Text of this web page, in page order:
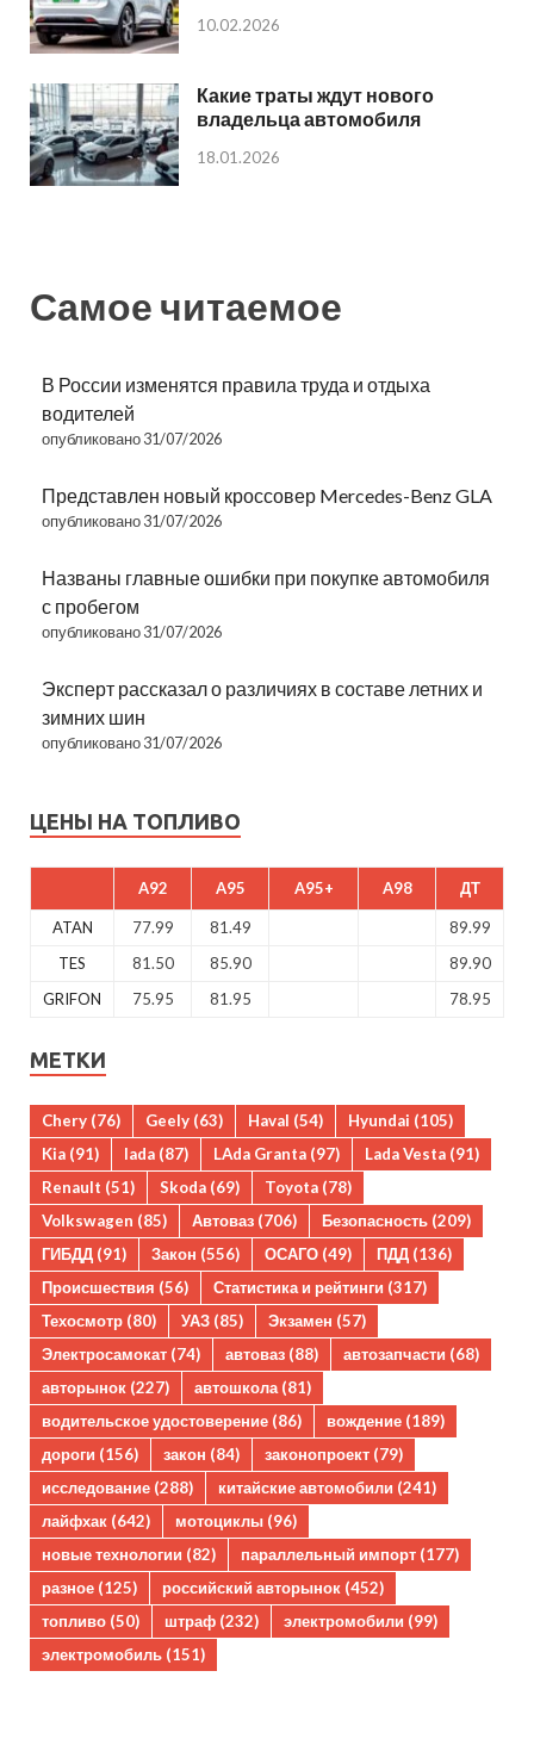
10.02.2026
Какие траты ждут нового
владельца автомобиля
18.01.2026
Самое читаемое
В России изменятся правила труда и отдыха
водителей
опубликовано 31/07/2026
Представлен новый кроссовер Mercedes-Benz GLA
опубликовано 31/07/2026
Названы главные ошибки при покупке автомобиля
с пробегом
опубликовано 31/07/2026
Эксперт рассказал о различиях в составе летних и
зимних шин
опубликовано 31/07/2026
ЦЕНЫ НА ТОПЛИВО
A92 A95 A95+ A98 ДТ
ATAN 77.99 81.49
89.99
TES
81.50 85.90
89.90
GRIFON
75.95 81.95 78.95
МЕТКИ
Chery (76) Geely (63) Haval (54) Hyundai (105)
Kia (91) lada (87) LAda Granta (97) Lada Vesta (91)
Renault (51) Skoda (69) Toyota (78)
Volkswagen (85) Автоваз (706) Безопасность (209)
ГИБДД (91) Закон (556) ОСАГО (49) ПДД (136)
Происшествия (56) Статистика и рейтинги (317)
Техосмотр (80) УАЗ (85) Экзамен (57)
Электросамокат (74) автоваз (88) автозапчасти (68)
авторынок (227) автошкола (81)
водительское удостоверение (86) вождение (189)
дороги (156) закон (84) законопроект (79)
исследование (288) китайские автомобили (241)
лайфхак (642) мотоциклы (96)
новые технологии (82) параллельный импорт (177)
разное (125) российский авторынок (452)
топливо (50) штраф (232) электромобили (99)
электромобиль (151)